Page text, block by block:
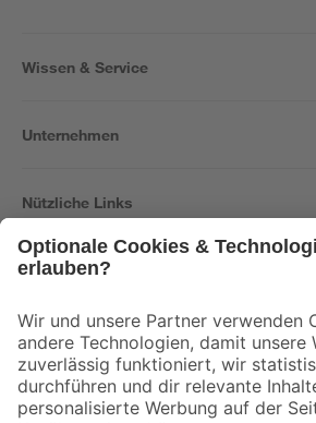
Wissen & Service
Unternehmen
Nützliche Links
Der toom Newsletter: Keine Angebote und
Zur Newsletter Anmeldung